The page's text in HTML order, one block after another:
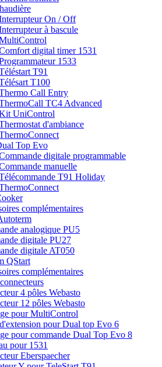
On / Off
à bascule
digital timer 1531
1533
T91
T100
Call Entry
TC4 Advanced
UniControl
d'ambiance
Top Evo
digitale programmable
manuelle
T91 Holiday
complémentaires
analogique PU5
digitale PU27
digitale AT050
QStart
complémentaires
4 pôles Webasto
12 pôles Webasto
pour MultiControl
pour Dual top Evo 6
pour commande Dual Top Evo 8
pour 1531
Eberspaecher